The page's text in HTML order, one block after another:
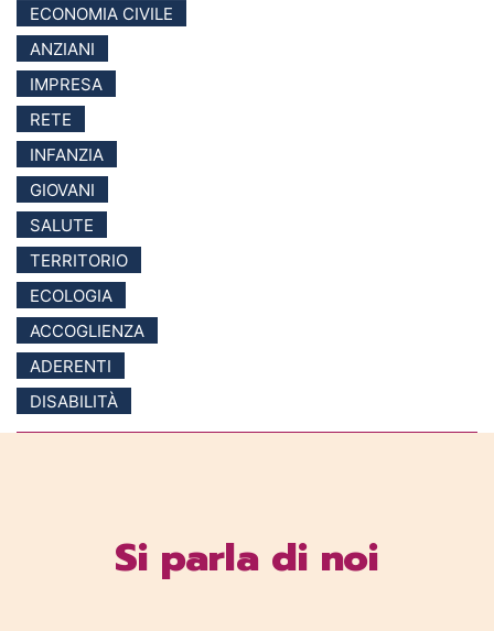
ECONOMIA CIVILE
ANZIANI
IMPRESA
RETE
INFANZIA
GIOVANI
SALUTE
TERRITORIO
ECOLOGIA
ACCOGLIENZA
ADERENTI
DISABILITÀ
Si parla di noi